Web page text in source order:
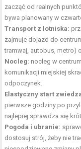
zacząć od realnych
bywa planowany w
Transport z lotniska:
zajmuje dojazd do
tramwaj, autobus, metro)
Nocleg: nocleg w
komunikacji miejskiej
odpoczynek.
Elastyczny start
pierwsze godziny po
najlepiej sprawdza się
Pogoda i ubranie:
dostosuj strój, żeby nie